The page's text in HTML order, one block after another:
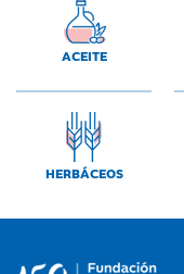
ACEITE
HERBÁCEOS